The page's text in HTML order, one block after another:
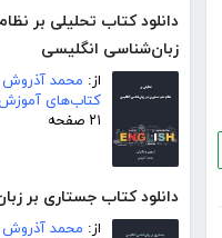
دانلود کتاب تحلیلی بر
زبان‌شناسی انگلیسی
از: محمد آذروش
کتاب‌های آموزش
۲۱ صفحه
دانلود کتاب جستاری بر
از: محمد آذروش